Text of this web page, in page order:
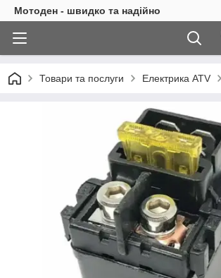
Мотоден - швидко та надійно
Товари та послуги Електрика ATV